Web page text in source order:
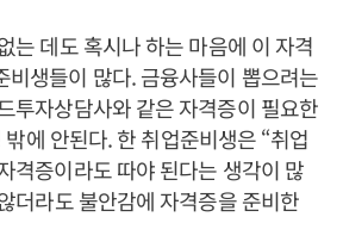
는 데도 혹시나 하는 마음에 이 자격
비생들이 많다. 금융사들이 뽑으려는
투자상담사와 같은 자격증이 필요한
에 안된다. 한 취업준비생은 “취업
격증이라도 따야 된다는 생각이 많
더라도 불안감에 자격증을 준비한